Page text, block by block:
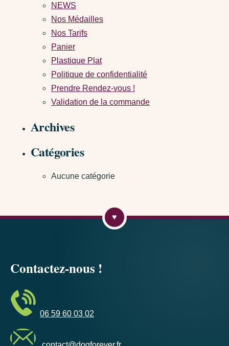
NEWS
Nos Médailles
Nos Tarifs
Panier
Plastique Plat
Politique de confidentialité
Prendre Rendez-vous !
Validation de la commande
Archives
Catégories
Aucune catégorie
Contactez-nous !
06 59 60 03 02